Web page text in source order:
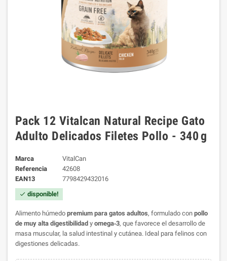
Pack 12 Vitalcan Natural Recipe Gato
Adulto Delicados Filetes Pollo - 340 g
Marca
VitalCan
Referencia
42608
EAN13
7798429432016
check disponible!
Alimento húmedo premium para gatos adultos, formulado con pollo
de muy alta digestibilidad y omega‑3, que favorece el desarrollo de
masa muscular, la salud intestinal y cutánea. Ideal para felinos con
digestiones delicadas.